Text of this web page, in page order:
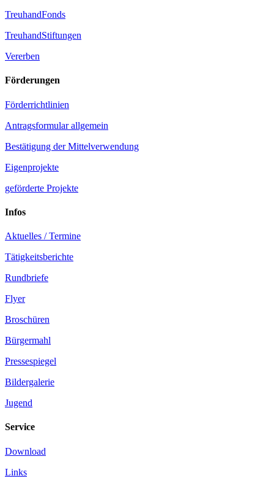
TreuhandFonds
TreuhandStiftungen
Vererben
Förderungen
Förderrichtlinien
Antragsformular allgemein
Bestätigung der Mittelverwendung
Eigenprojekte
geförderte Projekte
Infos
Aktuelles / Termine
Tätigkeitsberichte
Rundbriefe
Flyer
Broschüren
Bürgermahl
Pressespiegel
Bildergalerie
Jugend
Service
Download
Links